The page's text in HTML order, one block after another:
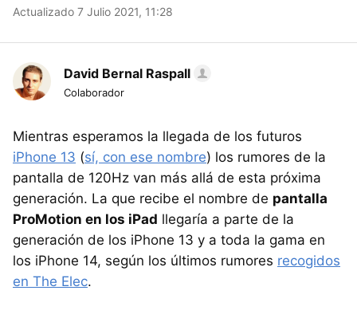
Actualizado 7 Julio 2021, 11:28
David Bernal Raspall
Colaborador
Mientras esperamos la llegada de los futuros
iPhone 13 (sí, con ese nombre) los rumores de la
pantalla de 120Hz van más allá de esta próxima
generación. La que recibe el nombre de pantalla
ProMotion en los iPad llegaría a parte de la
generación de los iPhone 13 y a toda la gama en
los iPhone 14, según los últimos rumores recogidos
en The Elec.